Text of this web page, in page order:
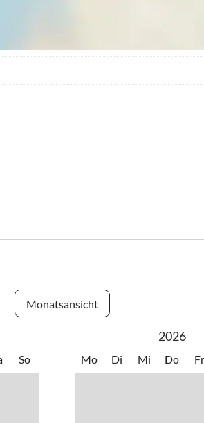
abfahren - Bundesstraße nach St.
Salzburg Richtung Wien - Ausfahrt Thalgau
Hof bei Salzburg weiter - Bundesstrasse
Monatsansicht
So
2026
Mo Di Mi Do Fr